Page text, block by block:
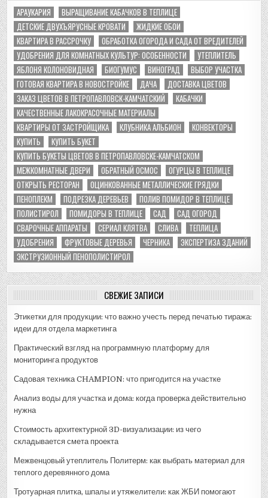
АРАУКАРИЯ
ВЫРАЩИВАНИЕ КАБАЧКОВ В ТЕПЛИЦЕ
ДЕТСКИЕ ДВУХЪЯРУСНЫЕ КРОВАТИ
ЖИДКИЕ ОБОИ
КВАРТИРА В РАССРОЧКУ
ОБРАБОТКА ОГОРОДА И САДА ОТ ВРЕДИТЕЛЕЙ
УДОБРЕНИЯ ДЛЯ КОМНАТНЫХ КУЛЬТУР: ОСОБЕННОСТИ
УТЕПЛИТЕЛЬ
ЯБЛОНЯ КОЛОНОВИДНАЯ
БИОГУМУС ВИНОГРАД
ВЫБОР УЧАСТКА
ГОТОВАЯ КВАРТИРА В НОВОСТРОЙКЕ
ДАЧА
ДОСТАВКА ЦВЕТОВ
ЗАКАЗ ЦВЕТОВ В ПЕТРОПАВЛОВСК-КАМЧАТСКИЙ
КАБАЧКИ
КАЧЕСТВЕННЫЕ ЛАКОКРАСОЧНЫЕ МАТЕРИАЛЫ
КВАРТИРЫ ОТ ЗАСТРОЙЩИКА
КЛУБНИКА АЛЬБИОН
КОНВЕКТОРЫ
КУПИТЬ
КУПИТЬ БУКЕТ
КУПИТЬ БУКЕТЫ ЦВЕТОВ В ПЕТРОПАВЛОВСКЕ-КАМЧАТСКОМ
МЕЖКОМНАТНЫЕ ДВЕРИ
ОБРАТНЫЙ ОСМОС
ОГУРЦЫ В ТЕПЛИЦЕ
ОТКРЫТЬ РЕСТОРАН
ОЦИНКОВАННЫЕ МЕТАЛЛИЧЕСКИЕ ГРЯДКИ
ПЕНОПЛЕКМ
ПОДРЕЗКА ДЕРЕВЬЕВ
ПОЛИВ ПОМИДОР В ТЕПЛИЦЕ
ПОЛИСТИРОЛ
ПОМИДОРЫ В ТЕПЛИЦЕ САД
САД ОГОРОД
СВАРОЧНЫЕ АППАРАТЫ
СЕРИАЛ КЛЯТВА СЛИВА
ТЕПЛИЦА
УДОБРЕНИЯ
ФРУКТОВЫЕ ДЕРЕВЬЯ ЧЕРНИКА
ЭКСПЕРТИЗА ЗДАНИЙ
ЭКСТРУЗИОННЫЙ ПЕНОПОЛИСТИРОЛ
СВЕЖИЕ ЗАПИСИ
Этикетки для продукции: что важно учесть перед печатью тиража:
идеи для отдела маркетинга
Практический взгляд на программную платформу для
мониторинга продуктов
Садовая техника CHAMPION: что пригодится на участке
Анализ воды для участка и дома: когда проверка действительно
нужна
Стоимость архитектурной 3D-визуализации: из чего
складывается смета проекта
Межвенцовый утеплитель Политерм: как выбрать материал для
теплого деревянного дома
Тротуарная плитка, шпалы и утяжелители: как ЖБИ помогают